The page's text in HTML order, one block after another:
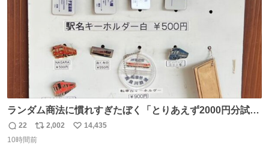
ランダム商法に慣れすぎたぼく「とりあえず2000円分試し
てみるか…」 駅員さん「どれが欲しいの？」 ぼく「えっ
良いんですか？」 駅員さん「何が…？？」 やっぱランダム
返
信
22
リ
ポ
2,002
い
14,435
10時間前